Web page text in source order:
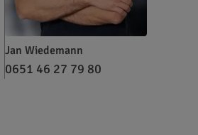
Jan Wiedemann
0651 46 27 79 80